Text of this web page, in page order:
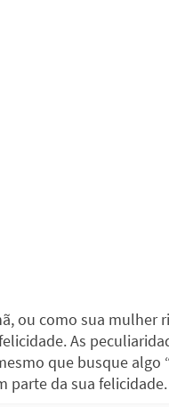
ou como sua mulher
As
que busque algo
parte da sua felicidade.